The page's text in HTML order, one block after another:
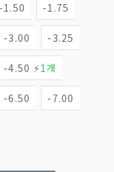
-1.50 -1.75
-3.00 -3.25
-4.50 ⚡1개
-6.50 -7.00